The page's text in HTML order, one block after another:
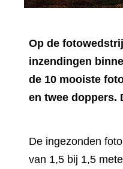
Op de
inzendingen
de 10 mooiste
en twee doppers.
De ingezonden
van 1,5 bij 1,5